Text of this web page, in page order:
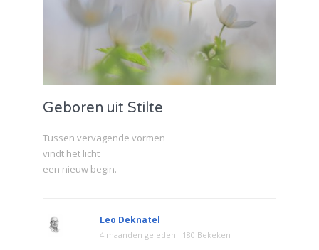
Geboren uit Stilte
Tussen vervagende vormen
vindt het licht
een nieuw begin.
Leo Deknatel
4 maanden geleden 180 Bekeken